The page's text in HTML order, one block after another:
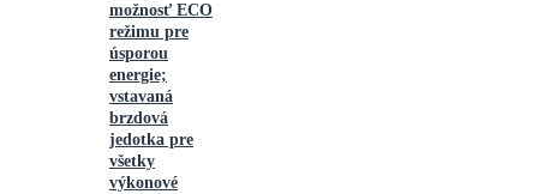
možnosť ECO
režimu pre
úsporou
energie;
vstavaná
brzdová
jedotka pre
všetky
výkonové